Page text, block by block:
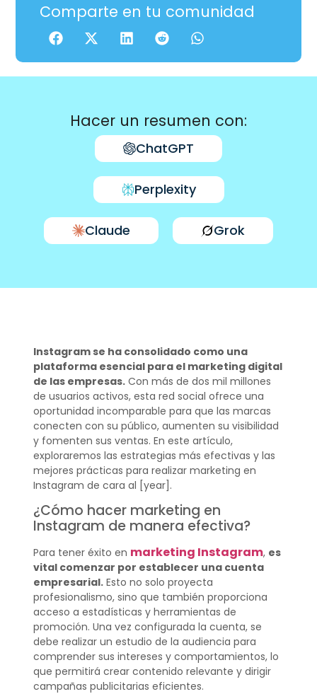
Comparte en tu comunidad
Hacer un resumen con:
ChatGPT
Perplexity
Claude Grok
Instagram se ha consolidado como una
plataforma esencial para el marketing digital
de las empresas.Con más de dos mil millones
de usuarios activos, esta red social ofrece una
oportunidad incomparable para que las marcas
conecten con su público, aumenten su visibilidad
y fomenten sus ventas. En este artículo,
exploraremos las estrategias más efectivas y las
mejores prácticas para realizar marketing en
Instagram de cara al [year].
¿Cómo hacer marketing en
Instagram de manera efectiva?
Para tener éxito en marketing Instagram, es
vital comenzar por establecer una cuenta
empresarial.Esto no solo proyecta
profesionalismo, sino que también proporciona
acceso a estadísticas y herramientas de
promoción. Una vez configurada la cuenta, se
debe realizar un estudio de la audiencia para
comprender sus intereses y comportamientos, lo
que permitirá crear contenido relevante y dirigir
campañas publicitarias eficientes.